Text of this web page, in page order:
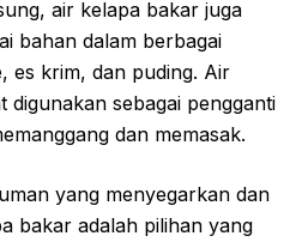
air kelapa bakar juga
bahan dalam berbagai
es krim, dan puding. Air
digunakan sebagai pengganti
dan memasak.
yang menyegarkan dan
bakar adalah pilihan yang